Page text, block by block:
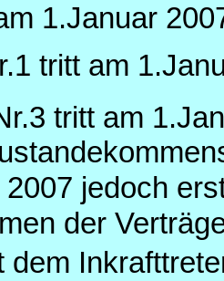
1.Januar
tritt am
tritt am
jedoch
der
dem